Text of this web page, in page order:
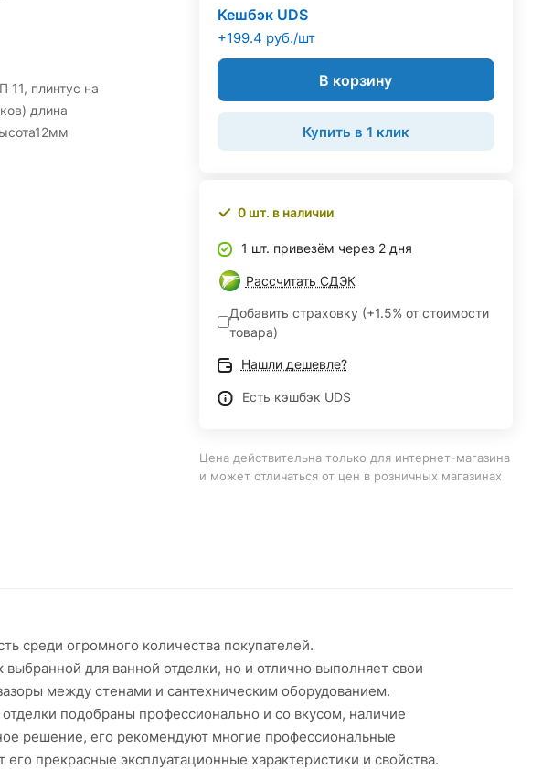
плинтус на
длина
Кешбэк UDS
+199.4 руб./шт
В корзину
Купить в 1 клик
0 шт. в наличии
1 шт. привезём через 2 дня
Рассчитать СДЭК
Добавить страховку (+1.5% от стоимости
товара)
Нашли дешевле?
Есть кэшбэк UDS
Цена действительна только для интернет-магазина
и может отличаться от цен в розничных магазинах
среди огромного количества покупателей.
для ванной отделки, но и отлично выполняет свои
между стенами и сантехническим оборудованием.
подобраны профессионально и со вкусом, наличие
решение, его рекомендуют многие профессиональные
прекрасные эксплуатационные характеристики и свойства.